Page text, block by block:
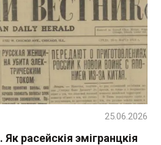
расейскія эмігранцкія
25.06.2026